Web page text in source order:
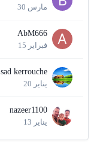
مارس 30
AbM666
فبراير 15
sad kerrouche
يناير 20
nazeer1100
يناير 13